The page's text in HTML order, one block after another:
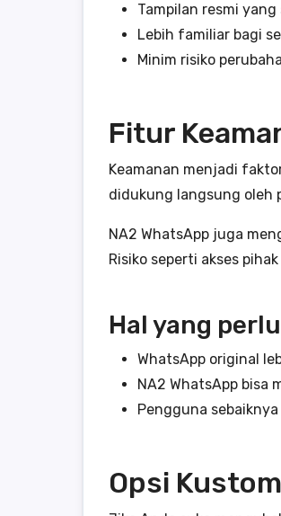
Tampilan resmi yang
Lebih familiar bagi
Minim risiko
Fitur
Keamanan menjadi
didukung langsung oleh
NA2 WhatsApp juga
Risiko seperti akses
Hal yang
WhatsApp original
NA2 WhatsApp bisa
Pengguna
Opsi